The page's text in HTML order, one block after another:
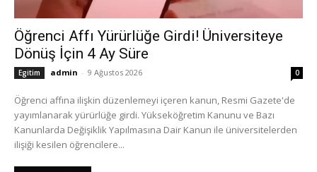
Öğrenci Affı Yürürlüğe Girdi! Üniversiteye
Dönüş İçin 4 Ay Süre
Egitim admin - 9 Ağustos 2026 0
Öğrenci affına ilişkin düzenlemeyi içeren kanun, Resmi Gazete'de
yayımlanarak yürürlüğe girdi. Yükseköğretim Kanunu ve Bazı
Kanunlarda Değişiklik Yapılmasına Dair Kanun ile üniversitelerden
ilişiği kesilen öğrencilere...